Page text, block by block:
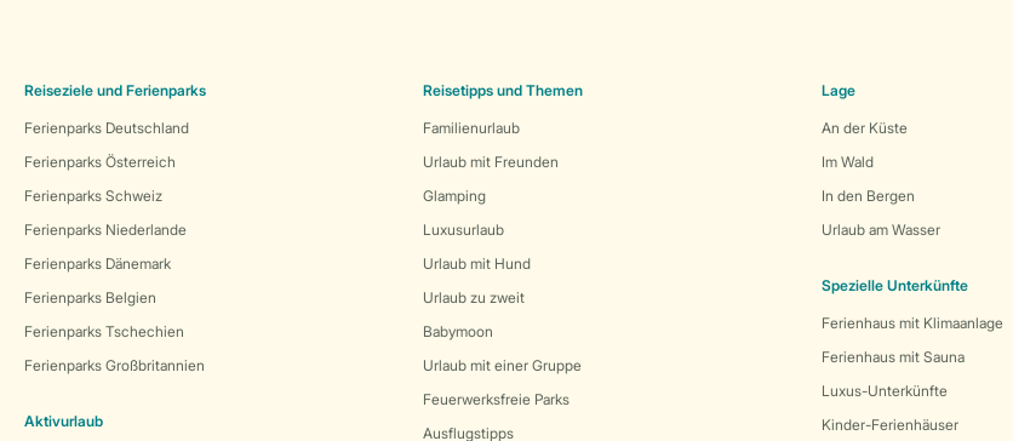
Reiseziele und Ferienparks
Ferienparks Deutschland
Ferienparks Österreich
Ferienparks Schweiz
Ferienparks Niederlande
Ferienparks Dänemark
Ferienparks Belgien
Ferienparks Tschechien
Ferienparks Großbritannien
Aktivurlaub
Reisetipps und Themen
Familienurlaub
Urlaub mit Freunden
Glamping
Luxusurlaub
Urlaub mit Hund
Urlaub zu zweit
Babymoon
Urlaub mit einer Gruppe
Feuerwerksfreie Parks
Ausflugstipps
Lage
An der Küste
Im Wald
In den Bergen
Urlaub am Wasser
Spezielle Unterkünfte
Ferienhaus mit Klimaanlage
Ferienhaus mit Sauna
Luxus-Unterkünfte
Kinder-Ferienhäuser